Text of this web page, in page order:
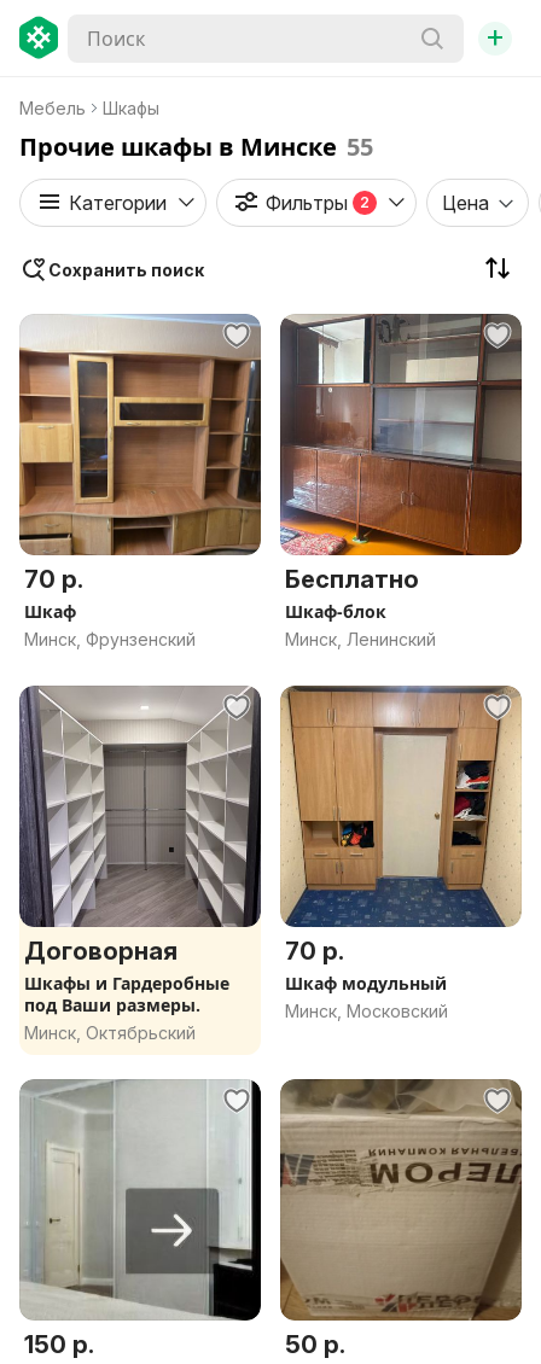
+
Мебель Шкафы
Прочие шкафы в Минске 55
Категории Фильтры 2 Цена
Сохранить поиск
70 р.
Шкаф
Минск, Фрунзенский
Бесплатно
Шкаф-блок
Минск, Ленинский
Договорная
Шкафы и Гардеробные
под Ваши размеры.
Минск, Октябрьский
70 р.
Шкаф модульный
Минск, Московский
150 р. 50 р.